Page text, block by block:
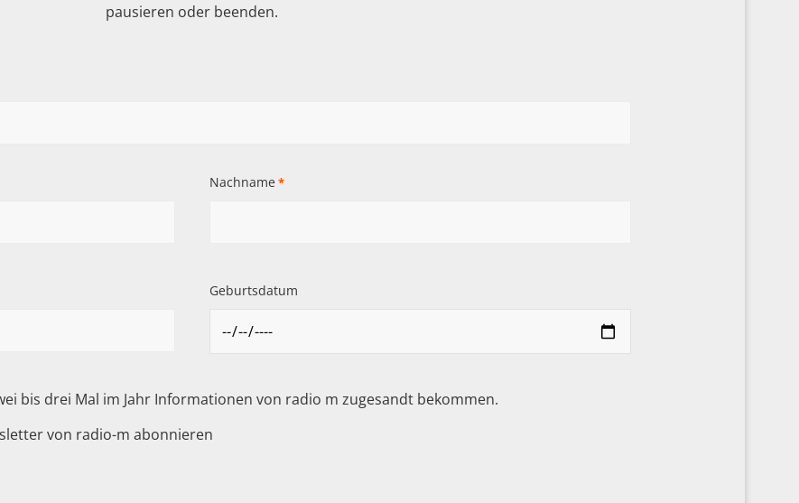
pausieren oder beenden.
Nachname *
Geburtsdatum
bis drei Mal im Jahr Informationen von radio m zugesandt bekommen.
von radio-m abonnieren